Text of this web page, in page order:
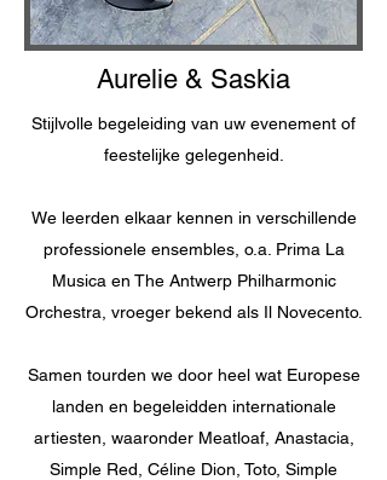
Aurelie & Saskia
Stijlvolle begeleiding van uw evenement of
feestelijke gelegenheid.
We leerden elkaar kennen in verschillende
professionele ensembles, o.a. Prima La
Musica en The Antwerp Philharmonic
Orchestra, vroeger bekend als Il Novecento.
Samen tourden we door heel wat Europese
landen en begeleidden internationale
artiesten, waaronder Meatloaf, Anastacia,
Simple Red, Céline Dion, Toto, Simple